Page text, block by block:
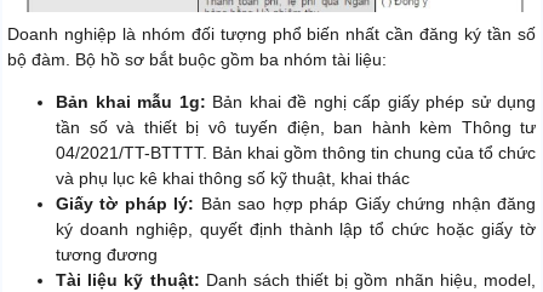
Doanh nghiệp là nhóm đối tượng phổ biến nhất cần đăng ký tần số
bộ đàm. Bộ hồ sơ bắt buộc gồm ba nhóm tài liệu:
Bản khai mẫu 1g: Bản khai đề nghị cấp giấy phép sử dụng
tần số và thiết bị vô tuyến điện, ban hành kèm Thông tư
04/2021/TT-BTTTT. Bản khai gồm thông tin chung của tổ chức
và phụ lục kê khai thông số kỹ thuật, khai thác
Giấy tờ pháp lý: Bản sao hợp pháp Giấy chứng nhận đăng
ký doanh nghiệp, quyết định thành lập tổ chức hoặc giấy tờ
tương đương
Tài liệu kỹ thuật: Danh sách thiết bị gồm nhãn hiệu, model,